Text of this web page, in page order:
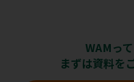
WAMっ
まずは資料を